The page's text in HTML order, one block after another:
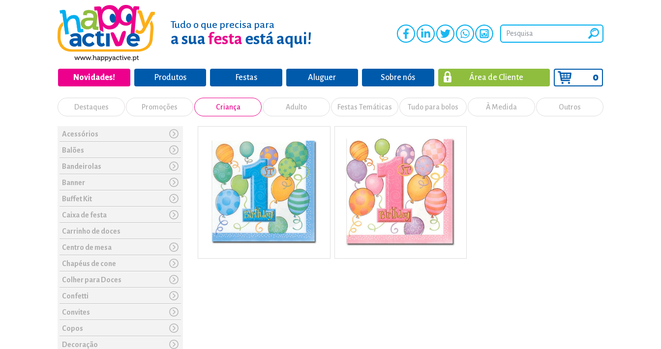
Tudo o que precisa para
a suafesta está aqui!
Novidades! Produtos Festas Aluguer Sobre nós Área de Cliente 0
Destaques Promoções Criança Adulto Festas Temáticas Tudo para bolos À Medida Outros
Acessórios
Balões
Bandeirolas
Banner
Buffet Kit
Caixa de festa
Carrinho de doces
Centro de mesa
Chapéus de cone
Colher para Doces
Confetti
Convites
Copos
Decoração